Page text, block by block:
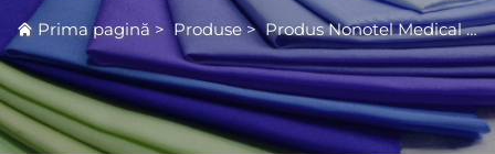
Prima pagină >Produse>Produs Nonotel Medical>